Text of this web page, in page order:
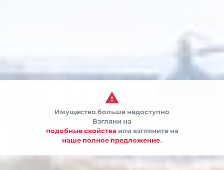

Имущество больше недоступно
Взгляни на
подобные свойства или взгляните на
наше полное предложение.